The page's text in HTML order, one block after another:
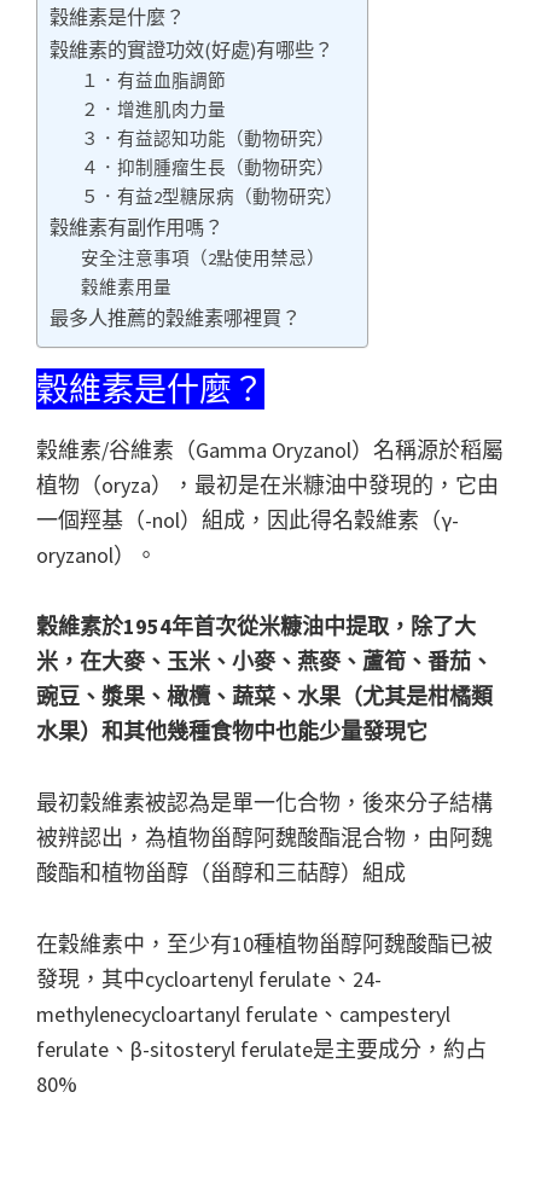
穀維素是什麼？
穀維素的實證功效(好處)有哪些？
１．有益血脂調節
２．增進肌肉力量
３．有益認知功能（動物研究）
４．抑制腫瘤生長（動物研究）
５．有益2型糖尿病（動物研究）
穀維素有副作用嗎？
安全注意事項（2點使用禁忌）
穀維素用量
最多人推薦的穀維素哪裡買？
穀維素是什麼？
穀維素/谷維素（Gamma Oryzanol）名稱源於稻屬
植物（oryza），最初是在米糠油中發現的，它由
一個羥基（-nol）組成，因此得名穀維素（γ-
oryzanol）。
穀維素於1954年首次從米糠油中提取，除了大
米，在大麥、玉米、小麥、燕麥、蘆筍、番茄、
豌豆、漿果、橄欖、蔬菜、水果（尤其是柑橘類
水果）和其他幾種食物中也能少量發現它
最初穀維素被認為是單一化合物，後來分子結構
被辨認出，為植物甾醇阿魏酸酯混合物，由阿魏
酸酯和植物甾醇（甾醇和三萜醇）組成
在穀維素中，至少有10種植物甾醇阿魏酸酯已被
發現，其中cycloartenyl ferulate、24-
methylenecycloartanyl ferulate、campesteryl
ferulate、β-sitosteryl ferulate是主要成分，約占
80%